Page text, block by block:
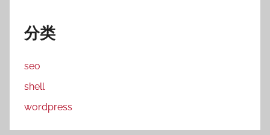
分类
seo
shell
wordpress